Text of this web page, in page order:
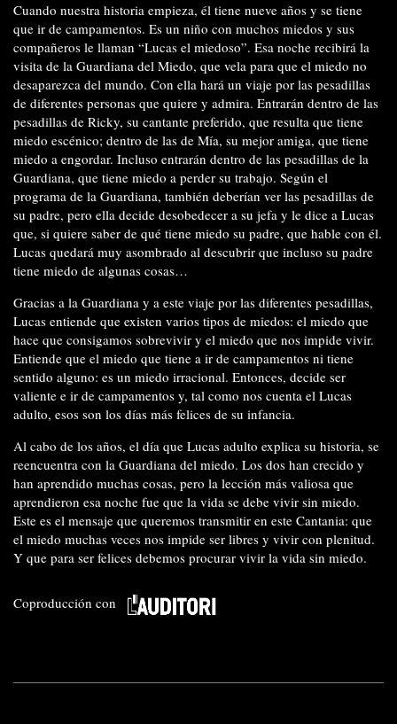
Cuando nuestra historia empieza, él tiene nueve años y se tiene
que ir de campamentos. Es un niño con muchos miedos y sus
compañeros le llaman “Lucas el miedoso”. Esa noche recibirá la
visita de la Guardiana del Miedo, que vela para que el miedo no
desaparezca del mundo. Con ella hará un viaje por las pesadillas
de diferentes personas que quiere y admira. Entrarán dentro de las
pesadillas de Ricky, su cantante preferido, que resulta que tiene
miedo escénico; dentro de las de Mía, su mejor amiga, que tiene
miedo a engordar. Incluso entrarán dentro de las pesadillas de la
Guardiana, que tiene miedo a perder su trabajo. Según el
programa de la Guardiana, también deberían ver las pesadillas de
su padre, pero ella decide desobedecer a su jefa y le dice a Lucas
que, si quiere saber de qué tiene miedo su padre, que hable con él.
Lucas quedará muy asombrado al descubrir que incluso su padre
tiene miedo de algunas cosas…
Gracias a la Guardiana y a este viaje por las diferentes pesadillas,
Lucas entiende que existen varios tipos de miedos: el miedo que
hace que consigamos sobrevivir y el miedo que nos impide vivir.
Entiende que el miedo que tiene a ir de campamentos ni tiene
sentido alguno: es un miedo irracional. Entonces, decide ser
valiente e ir de campamentos y, tal como nos cuenta el Lucas
adulto, esos son los días más felices de su infancia.
Al cabo de los años, el día que Lucas adulto explica su historia, se
reencuentra con la Guardiana del miedo. Los dos han crecido y
han aprendido muchas cosas, pero la lección más valiosa que
aprendieron esa noche fue que la vida se debe vivir sin miedo.
Este es el mensaje que queremos transmitir en este Cantania: que
el miedo muchas veces nos impide ser libres y vivir con plenitud.
Y que para ser felices debemos procurar vivir la vida sin miedo.
Coproducción con